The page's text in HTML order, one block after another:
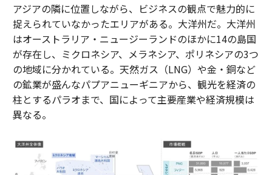
アジアの隣に位置しながら、ビジネスの観点で魅力的に
捉えられていなかったエリアがある。大洋州だ。大洋州
はオーストラリア・ニュージーランドのほかに14の島国
が存在し、ミクロネシア、メラネシア、ポリネシアの3つ
の地域に分かれている。天然ガス（LNG）や金・銅など
の鉱業が盛んなパプアニューギニアから、観光を経済の
柱とするパラオまで、国によって主要産業や経済規模は
異なる。